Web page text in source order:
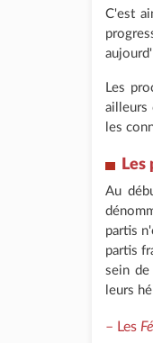
C'est
Les
ailleurs
les
Au
partis
partis
sein de
leurs
– Les